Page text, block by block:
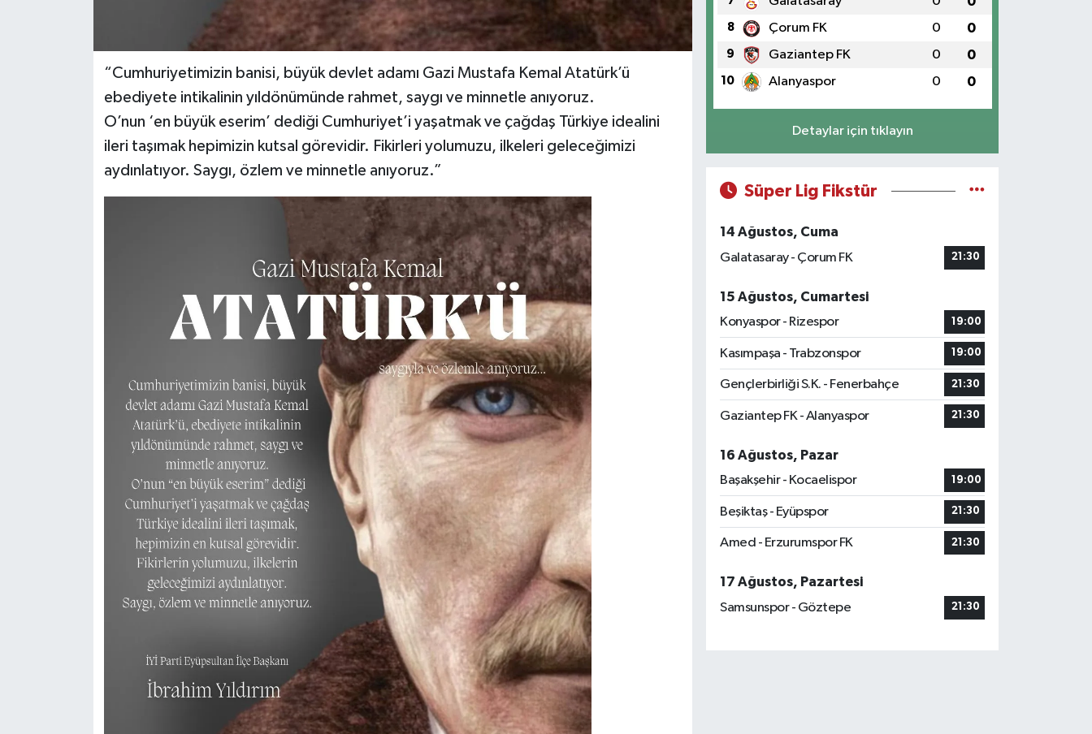
“Cumhuriyetimizin banisi, büyük devlet adamı Gazi Mustafa Kemal Atatürk’ü
ebediyete intikalinin yıldönümünde rahmet, saygı ve minnetle anıyoruz.
O’nun ‘en büyük eserim’ dediği Cumhuriyet’i yaşatmak ve çağdaş Türkiye idealini
ileri taşımak hepimizin kutsal görevidir. Fikirleri yolumuzu, ilkeleri geleceğimizi
aydınlatıyor. Saygı, özlem ve minnetle anıyoruz.”
8 Çorum FK 0 0
9 Gaziantep FK 0 0
10 Alanyaspor 0 0
Detaylar için tıklayın
Süper Lig Fikstür
14 Ağustos, Cuma
Galatasaray - Çorum FK
21:30
15 Ağustos, Cumartesi
Konyaspor - Rizespor
19:00
Kasımpaşa - Trabzonspor 19:00
Gençlerbirliği S.K. - Fenerbahçe 21:30
Gaziantep FK - Alanyaspor 21:30
16 Ağustos, Pazar
Başakşehir - Kocaelispor
19:00
Beşiktaş - Eyüpspor 21:30
Amed - Erzurumspor FK 21:30
17 Ağustos, Pazartesi
Samsunspor - Göztepe
21:30